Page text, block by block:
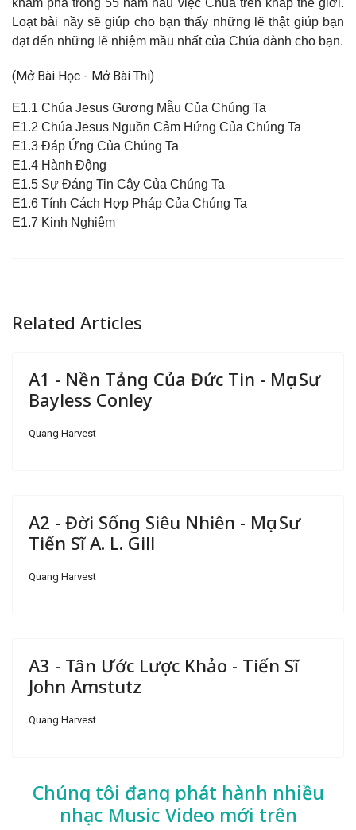
khám phá trong 55 năm hầu việc Chúa trên khắp thế giới.
Loạt bài nầy sẽ giúp cho bạn thấy những lẽ thật giúp bạn
đạt đến những lẽ nhiệm mầu nhất của Chúa dành cho bạn.
(Mở Bài Học - Mở Bài Thi)
E1.1 Chúa Jesus Gương Mẫu Của Chúng Ta
E1.2 Chúa Jesus Nguồn Cảm Hứng Của Chúng Ta
E1.3 Đáp Ứng Của Chúng Ta
E1.4 Hành Động
E1.5 Sự Đáng Tin Cậy Của Chúng Ta
E1.6 Tính Cách Hợp Pháp Của Chúng Ta
E1.7 Kinh Nghiệm
Related Articles
A1 - Nền Tảng Của Đức Tin - Mục Sư
Bayless Conley
Quang Harvest
A2 - Đời Sống Siêu Nhiên - Mục Sư
Tiến Sĩ A. L. Gill
Quang Harvest
A3 - Tân Ước Lược Khảo - Tiến Sĩ
John Amstutz
Quang Harvest
Chúng tôi đang phát hành nhiều
nhạc Music Video mới trên